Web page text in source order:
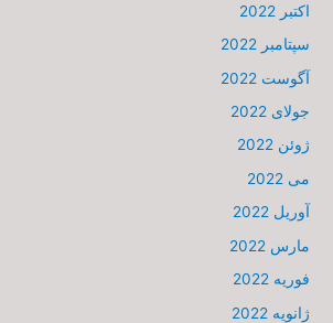
اکتبر 2022
سپتامبر 2022
آگوست 2022
جولای 2022
ژوئن 2022
می 2022
آوریل 2022
مارس 2022
فوریه 2022
ژانویه 2022